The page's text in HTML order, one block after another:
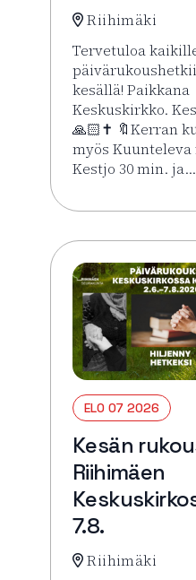
Riihimäki
Tervetuloa
kesällä! Paikkana
Keskuskirkko.
🙏🏻✝️ 🔖Kerran
myös Kuunteleva
Kestjo 30 min. ja…
Lue lisää
ELO 07 2026
Kesän
Riihimäen
7.8.
Riihimäki